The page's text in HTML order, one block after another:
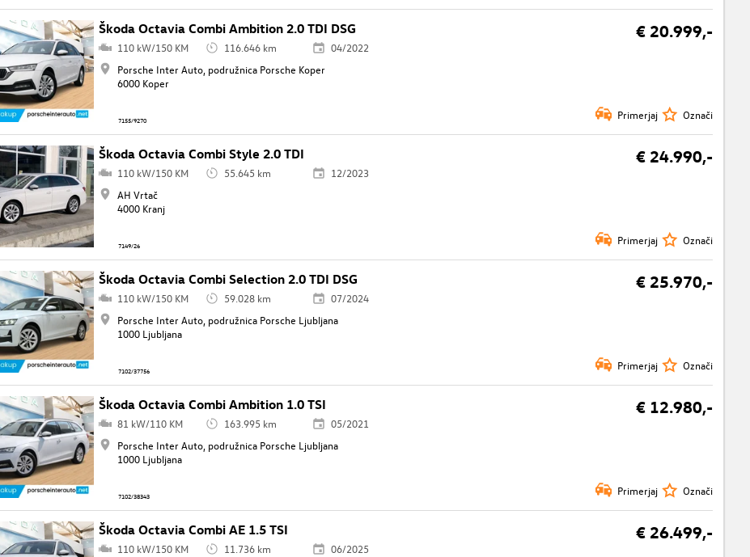
Škoda Octavia Combi Ambition 2.0 TDI DSG € 20.999,-
110 kW/150 KM 116.646 km
04/2022
Porsche Inter Auto, podružnica Porsche Koper
6000 Koper
7155/9270 Primerjaj Označi
Škoda Octavia Combi Style 2.0 TDI € 24.990,-
110 kW/150 KM 55.645 km
12/2023
AH Vrtač
4000 Kranj
7149/26 Primerjaj Označi
Škoda Octavia Combi Selection 2.0 TDI DSG € 25.970,-
110 kW/150 KM 59.028 km
07/2024
Porsche Inter Auto, podružnica Porsche Ljubljana
1000 Ljubljana
7102/37756 Primerjaj Označi
Škoda Octavia Combi Ambition 1.0 TSI € 12.980,-
81 kW/110 KM 163.995 km
05/2021
Porsche Inter Auto, podružnica Porsche Ljubljana
1000 Ljubljana
7102/38343 Primerjaj Označi
Škoda Octavia Combi AE 1.5 TSI € 26.499,-
110 kW/150 KM 11.736 km
06/2025